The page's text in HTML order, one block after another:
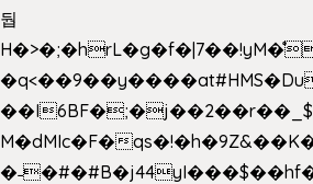
둽
M�dMIc�F�